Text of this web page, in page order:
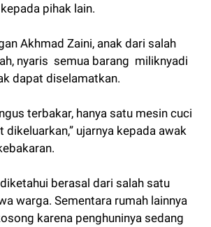
pihak lain.
Akhmad Zaini, anak dari salah
nyaris semua barang miliknyadi
dapat diselamatkan.
terbakar, hanya satu mesin cuci
dikeluarkan,” ujarnya kepada awak
berasal dari salah satu
warga. Sementara rumah lainnya
karena penghuninya sedang